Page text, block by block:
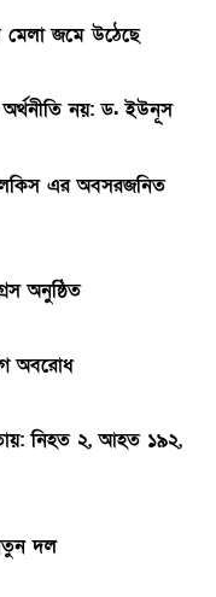
মেলা জমে উঠেছে
অর্থনীতি নয়: ড. ইউনূস
এর অবসরজনিত
অনুষ্ঠিত
অবরোধ
নিহত ২, আহত ১৯২,
দল